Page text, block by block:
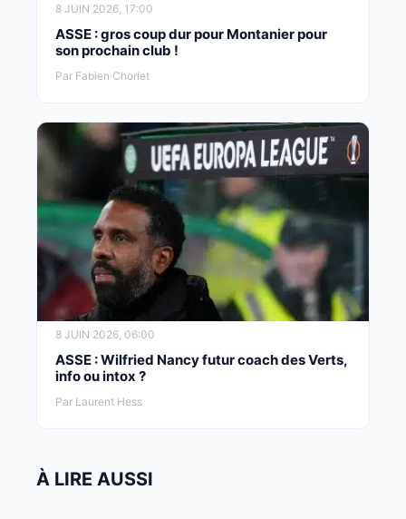
8 JUIN 2026, 17:00
ASSE : gros coup dur pour Montanier pour
son prochain club !
Par Fabien Chorlet
8 JUIN 2026, 06:00
ASSE : Wilfried Nancy futur coach des Verts,
info ou intox ?
Par Laurent Hess
À LIRE AUSSI